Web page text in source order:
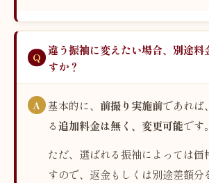
違う振袖に変えたい場合、別途料
すか？
基本的に、 前撮り実施前であれば
る追加料金は無く、変更可能です。
ただ、選ばれる振袖によっては価
すので、返金もしくは別途差額分